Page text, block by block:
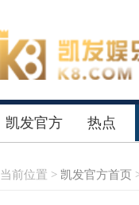
凯发官方 热点
当前位置 > 凯发官方首页